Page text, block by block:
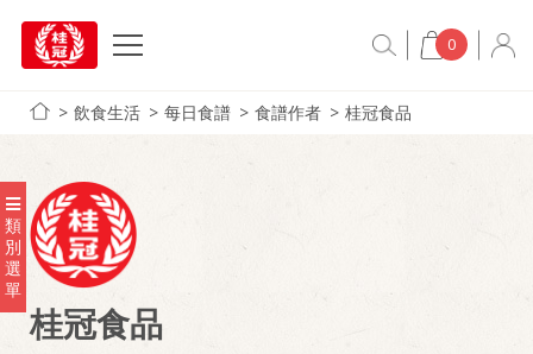
0
飲食生活 每日食譜 食譜作者 桂冠食品
類
別
選
單
桂冠食品